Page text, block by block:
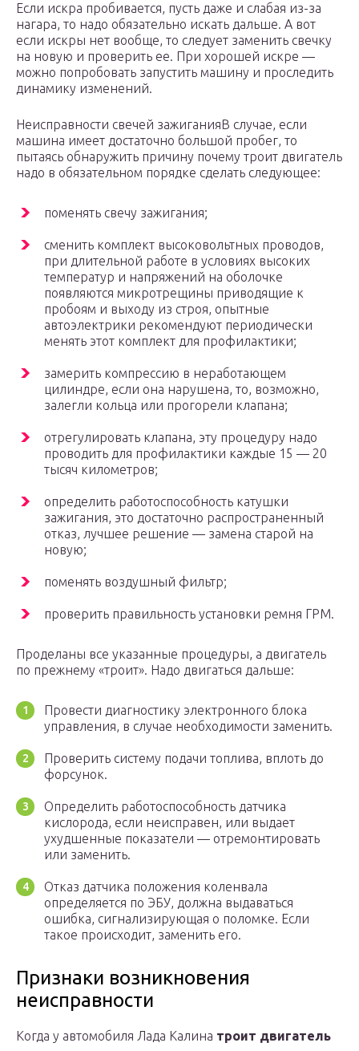
Если искра пробивается, пусть даже и слабая из-за
нагара, то надо обязательно искать дальше. А вот
если искры нет вообще, то следует заменить свечку
на новую и проверить ее. При хорошей искре —
можно попробовать запустить машину и проследить
динамику изменений.
Неисправности свечей зажиганияВ случае, если
машина имеет достаточно большой пробег, то
пытаясь обнаружить причину почему троит двигатель
надо в обязательном порядке сделать следующее:
поменять свечу зажигания;
сменить комплект высоковольтных проводов,
при длительной работе в условиях высоких
температур и напряжений на оболочке
появляются микротрещины приводящие к
пробоям и выходу из строя, опытные
автоэлектрики рекомендуют периодически
менять этот комплект для профилактики;
замерить компрессию в неработающем
цилиндре, если она нарушена, то, возможно,
залегли кольца или прогорели клапана;
отрегулировать клапана, эту процедуру надо
проводить для профилактики каждые 15 — 20
тысяч километров;
определить работоспособность катушки
зажигания, это достаточно распространенный
отказ, лучшее решение — замена старой на
новую;
поменять воздушный фильтр;
проверить правильность установки ремня ГРМ.
Проделаны все указанные процедуры, а двигатель
по прежнему «троит». Надо двигаться дальше:
Провести диагностику электронного блока
управления, в случае необходимости заменить.
Проверить систему подачи топлива, вплоть до
форсунок.
Определить работоспособность датчика
кислорода, если неисправен, или выдает
ухудшенные показатели — отремонтировать
или заменить.
Отказ датчика положения коленвала
определяется по ЭБУ, должна выдаваться
ошибка, сигнализирующая о поломке. Если
такое происходит, заменить его.
Признаки возникновения
неисправности
Когда у автомобиля Лада Калина троит двигатель